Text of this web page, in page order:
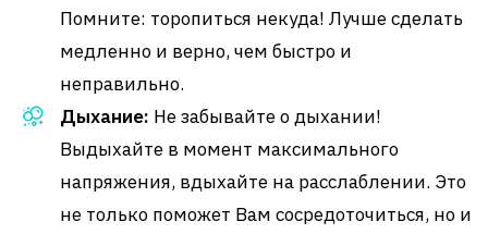
Помните: торопиться некуда! Лучше сделать
медленно и верно, чем быстро и
неправильно.
Дыхание: Не забывайте о дыхании!
Выдыхайте в момент максимального
напряжения, вдыхайте на расслаблении. Это
не только поможет Вам сосредоточиться, но и